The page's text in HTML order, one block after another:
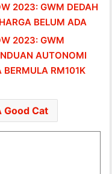
2023: GWM DEDAH
BELUM ADA
2023: GWM
AUTONOMI
BERMULA RM101K
Good Cat